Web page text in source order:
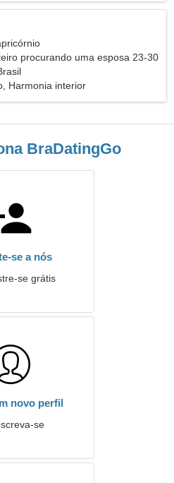
procurando uma esposa 23-30
Harmonia interior
BraDatingGo
se a nós
se grátis
novo perfil
se